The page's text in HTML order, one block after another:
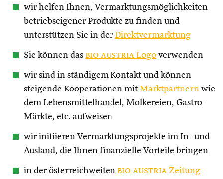
wir helfen Ihnen, Vermarktungsmöglichkeiten
betriebseigener Produkte zu finden und
unterstützen Sie in derDirektvermarktung
Sie können das bio austria Logo verwenden
wir sind in ständigem Kontakt und können
steigende Kooperationen mit Marktpartnern wie
dem Lebensmittelhandel, Molkereien, Gastro-
Märkte, etc. aufweisen
wir initiieren Vermarktungsprojekte im In- und
Ausland, die Ihnen finanzielle Vorteile bringen
in der österreichweiten bio austria Zeitung